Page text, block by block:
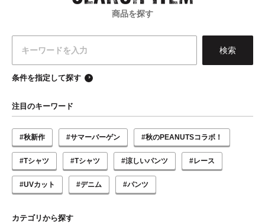
商品を探す
条件を指定して探す
注目のキーワード
#秋新作 #サマーバーゲン #秋のPEANUTSコラボ！
#Tシャツ #Tシャツ #涼しいパンツ #レース
#UVカット #デニム #パンツ
カテゴリから探す